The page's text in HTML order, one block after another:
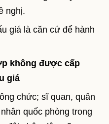
nghị.
giá là căn cứ để hành
không được cấp
giá
chức; sĩ quan, quân
quốc phòng trong